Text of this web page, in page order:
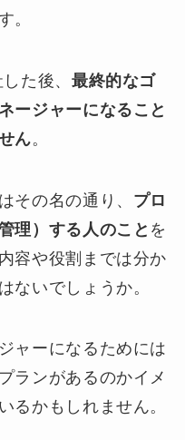
。
た後、 最終的なゴ
ージャーになること
ん。
その名の通り、 プロ
理）する人のこと を
容や役割までは分か
ないでしょうか。
ャーになるためには
ランがあるのかイメ
るかもしれません。